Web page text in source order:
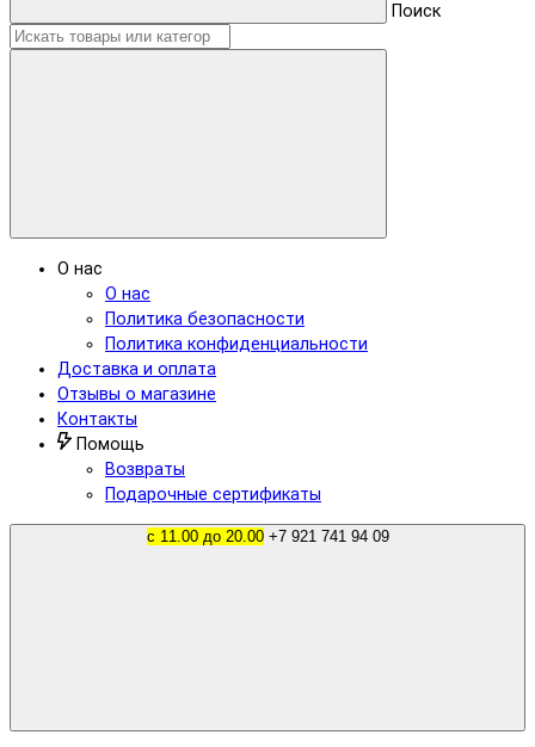
Поиск
О нас
О нас
Политика безопасности
Политика конфиденциальности
Доставка и оплата
Отзывы о магазине
Контакты
Помощь
Возвраты
Подарочные сертификаты
с 11.00 до 20.00 +7 921 741 94 09